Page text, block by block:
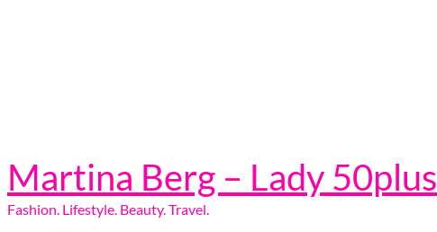
Martina Berg – Lady 50plus
Fashion. Lifestyle. Beauty. Travel.